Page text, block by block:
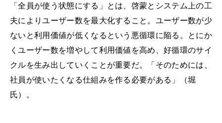
「全員が使う状態にする」とは、啓蒙とシステム上の工
夫によりユーザー数を最大化すること。ユーザー数が少
ないと利用価値が低くなるという悪循環に陥る。とにか
くユーザー数を増やして利用価値を高め、好循環のサイ
クルを生み出していくことが重要だ。「そのためには、
社員が使いたくなる仕組みを作る必要がある」（堀
氏）。